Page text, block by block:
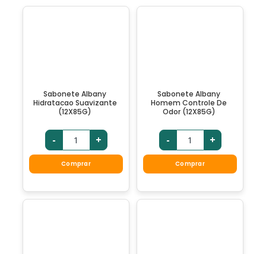
Sabonete Albany
Hidratacao Suavizante
(12X85G)
- +
Comprar
Sabonete Albany
Homem Controle De
Odor (12X85G)
- +
Comprar